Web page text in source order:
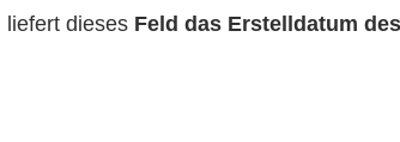
liefert dieses Feld das Erstelldatum